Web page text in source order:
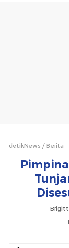
detikNews Berita